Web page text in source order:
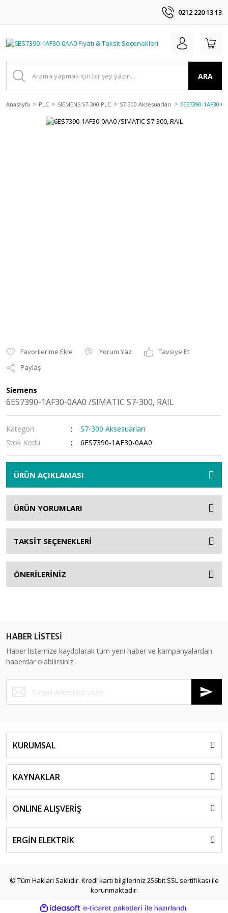
0212 220 13 13
ARA
Anasayfa PLC SIEMENS S7-300 PLC S7-300 Aksesuarları 6ES7390-1AF30-
Yorum Yaz
Tavsiye Et
Paylaş
Siemens
6ES7390-1AF30-0AA0 /SIMATIC S7-300, RAIL
Kategori
S7-300 Aksesuarları
Stok Kodu
6ES7390-1AF30-0AA0
ÜRÜN AÇIKLAMASI
ÜRÜN YORUMLARI
TAKSİT SEÇENEKLERİ
ÖNERİLERİNİZ
HABER LİSTESİ
Haber listemize kaydolarak tüm yeni haber ve kampanyalardan
haberdar olabilirsiniz.
KURUMSAL
KAYNAKLAR
ONLINE ALIŞVERİŞ
ERGİN ELEKTRİK
© Tüm Hakları Saklıdır. Kredi kartı bilgileriniz 256bit SSL sertifikası ile
korunmaktadır.
ideasoft e-